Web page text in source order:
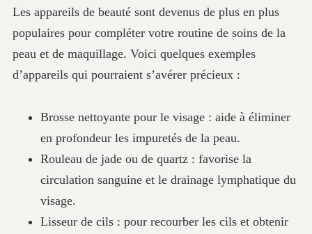
Les appareils de beauté sont devenus de plus en plus
populaires pour compléter votre routine de soins de la
peau et de maquillage. Voici quelques exemples
d’appareils qui pourraient s’avérer précieux :
Brosse nettoyante pour le visage : aide à éliminer
en profondeur les impuretés de la peau.
Rouleau de jade ou de quartz : favorise la
circulation sanguine et le drainage lymphatique du
visage.
Lisseur de cils : pour recourber les cils et obtenir